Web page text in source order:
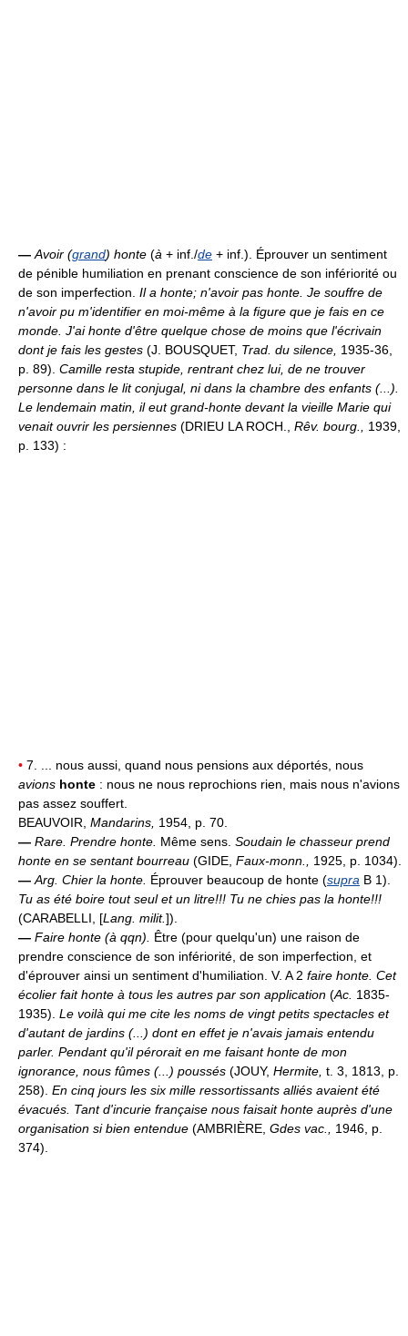
— Avoir (grand) honte (à + inf./de + inf.). Éprouver un sentiment
de pénible humiliation en prenant conscience de son infériorité ou
de son imperfection. Il a honte; n'avoir pas honte. Je souffre de
n'avoir pu m'identifier en moi-même à la figure que je fais en ce
monde. J'ai honte d'être quelque chose de moins que l'écrivain
dont je fais les gestes (J. BOUSQUET, Trad. du silence, 1935-36,
p. 89). Camille resta stupide, rentrant chez lui, de ne trouver
personne dans le lit conjugal, ni dans la chambre des enfants (...).
Le lendemain matin, il eut grand-honte devant la vieille Marie qui
venait ouvrir les persiennes (DRIEU LA ROCH., Rêv. bourg., 1939,
p. 133) :
• 7. ... nous aussi, quand nous pensions aux déportés, nous
avions honte : nous ne nous reprochions rien, mais nous n'avions
pas assez souffert.
BEAUVOIR, Mandarins, 1954, p. 70.
— Rare. Prendre honte. Même sens. Soudain le chasseur prend
honte en se sentant bourreau (GIDE, Faux-monn., 1925, p. 1034).
— Arg. Chier la honte. Éprouver beaucoup de honte (supra B 1).
Tu as été boire tout seul et un litre!!! Tu ne chies pas la honte!!!
(CARABELLI, [Lang. milit.]).
— Faire honte (à qqn). Être (pour quelqu'un) une raison de
prendre conscience de son infériorité, de son imperfection, et
d'éprouver ainsi un sentiment d'humiliation. V. A 2 faire honte. Cet
écolier fait honte à tous les autres par son application (Ac. 1835-
1935). Le voilà qui me cite les noms de vingt petits spectacles et
d'autant de jardins (...) dont en effet je n'avais jamais entendu
parler. Pendant qu'il pérorait en me faisant honte de mon
ignorance, nous fûmes (...) poussés (JOUY, Hermite, t. 3, 1813, p.
258). En cinq jours les six mille ressortissants alliés avaient été
évacués. Tant d'incurie française nous faisait honte auprès d'une
organisation si bien entendue (AMBRIÈRE, Gdes vac., 1946, p.
374).